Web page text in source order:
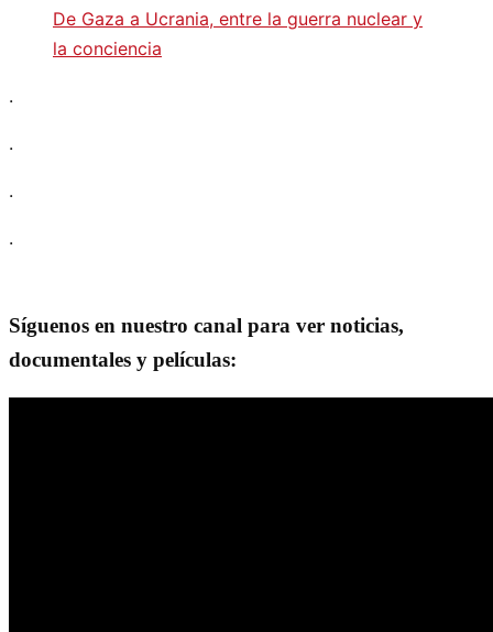
De Gaza a Ucrania, entre la guerra nuclear y
la conciencia
.
.
.
.
Síguenos en nuestro canal para ver noticias,
documentales y películas: